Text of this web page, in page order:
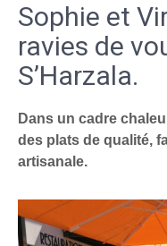
Sophie et
ravies de
S’Harzala.
Dans un cadre
des plats de qualité,
artisanale.